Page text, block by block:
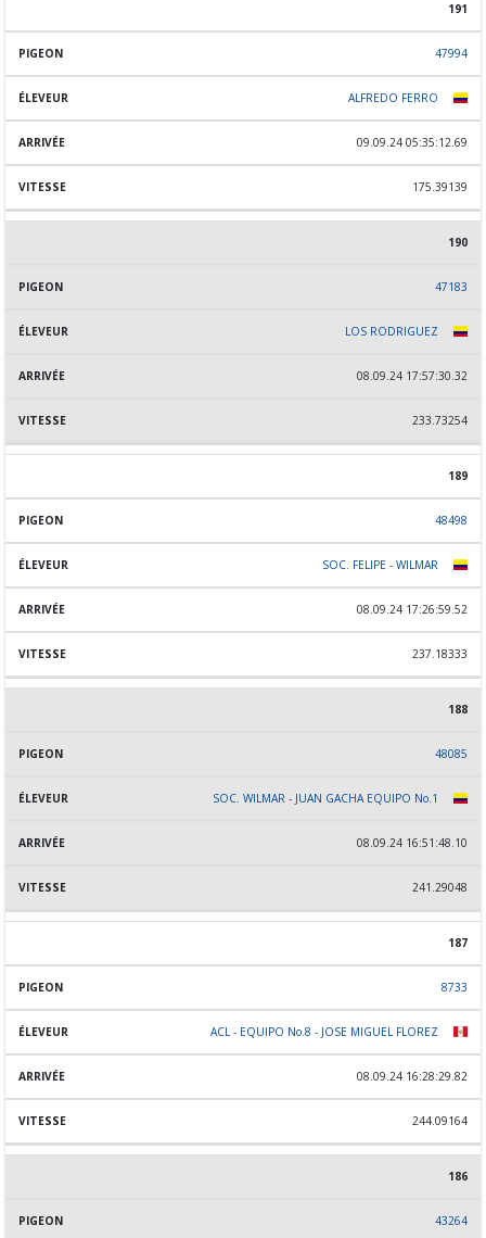
191
47994
ALFREDO FERRO
09.09.24 05:35:12.69
175.39139
190
47183
LOS RODRIGUEZ
08.09.24 17:57:30.32
233.73254
189
48498
SOC. FELIPE - WILMAR
08.09.24 17:26:59.52
237.18333
188
48085
SOC. WILMAR - JUAN GACHA EQUIPO No.1
08.09.24 16:51:48.10
241.29048
187
8733
ACL - EQUIPO No.8 - JOSE MIGUEL FLOREZ
08.09.24 16:28:29.82
244.09164
186
43264